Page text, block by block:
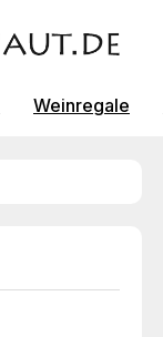
Weinregale